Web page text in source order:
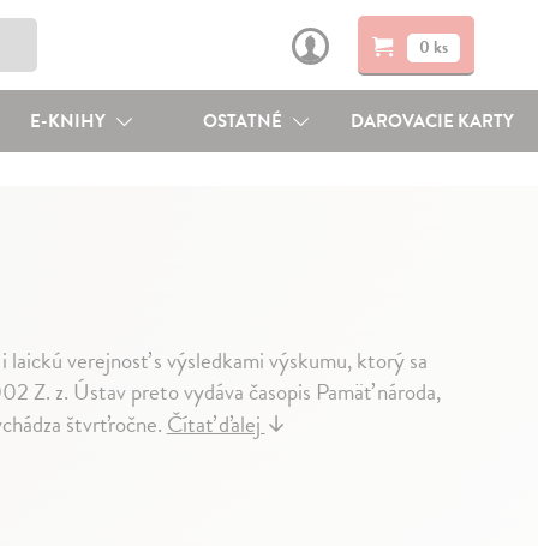
0 ks
E-KNIHY OSTATNÉ DAROVACIE KARTY
verejnosť s výsledkami výskumu, ktorý sa
Z. z. Ústav preto vydáva časopis Pamäť národa,
štvrťročne.Čítať ďalej↓